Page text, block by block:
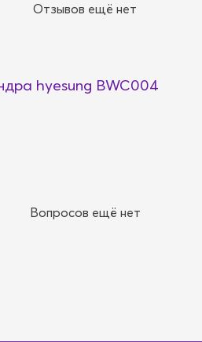
Отзывов ещё нет
hyesung BWC004
Вопросов ещё нет